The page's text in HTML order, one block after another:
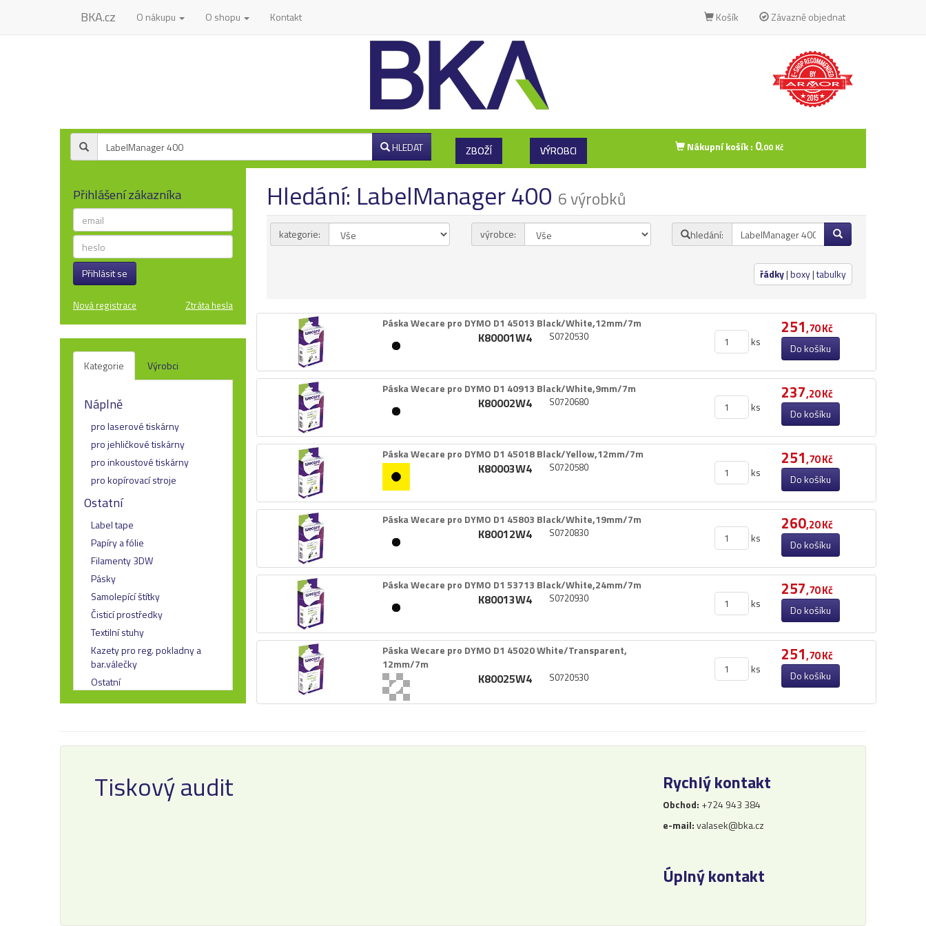
BKA.cz O nákupu O shopu Kontakt Košík Závazně objednat
HLEDAT ZBOŽÍ VÝROBCI Nákupní košík : 0,00 Kč
Přihlášení zákazníka
Přihlásit se
Nová registrace Ztráta hesla
Kategorie Výrobci
Náplně
pro laserové tiskárny
pro jehličkové tiskárny
pro inkoustové tiskárny
pro kopírovací stroje
Ostatní
Label tape
Papíry a fólie
Filamenty 3DW
Pásky
Samolepící štítky
Čisticí prostředky
Textilní stuhy
Kazety pro reg. pokladny a
bar.válečky
Ostatní
Hledání: LabelManager 400 6 výrobků
kategorie: výrobce: hledání:
řádky|boxy|tabulky
Páska Wecare pro DYMO D1 45013 Black/​White,​12mm/​7m
K80001W4 S0720530 ks
251,70 Kč
Do košíku
Páska Wecare pro DYMO D1 40913 Black/​White,​9mm/​7m
K80002W4 S0720680 ks
237,20 Kč
Do košíku
Páska Wecare pro DYMO D1 45018 Black/​Yellow,​12mm/​7m
K80003W4 S0720580 ks
251,70 Kč
Do košíku
Páska Wecare pro DYMO D1 45803 Black/​White,​19mm/​7m
K80012W4 S0720830 ks
260,20 Kč
Do košíku
Páska Wecare pro DYMO D1 53713 Black/​White,​24mm/​7m
K80013W4 S0720930 ks
257,70 Kč
Do košíku
Páska Wecare pro DYMO D1 45020 White/​Transparent,​
12mm/​7m
K80025W4 S0720530
ks
251,70 Kč
Do košíku
Tiskový audit Rychlý kontakt
Obchod: +724 943 384
e-mail:valasek@bka.cz
Úplný kontakt